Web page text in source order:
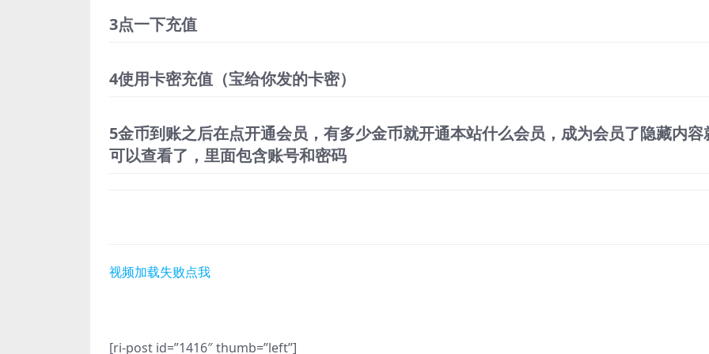
3点一下充值
4使用卡密充值（宝给你发的卡密）
5金币到账之后在点开通会员，有多少金币就开通本站什么会员，成为会员了隐藏内容
可以查看了，里面包含账号和密码
视频加载失败点我
[ri-post id=”1416″ thumb=”left”]